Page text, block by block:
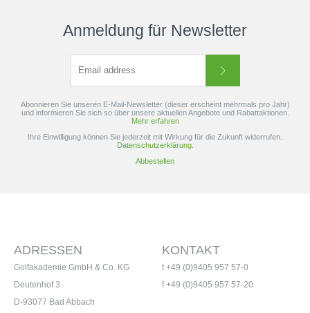
Anmeldung für Newsletter
Abonnieren Sie unseren E-Mail-Newsletter (dieser erscheint mehrmals pro Jahr)
und informieren Sie sich so über unsere aktuellen Angebote und Rabattaktionen.
Mehr erfahren
Ihre Einwilligung können Sie jederzeit mit Wirkung für die Zukunft widerrufen.
Datenschutzerklärung.
Abbestellen
KONTAKT
t +49 (0)9405 957 57-0
f +49 (0)9405 957 57-20
ADRESSEN
Golfakademie GmbH & Co. KG
Deutenhof 3
D-93077 Bad Abbach